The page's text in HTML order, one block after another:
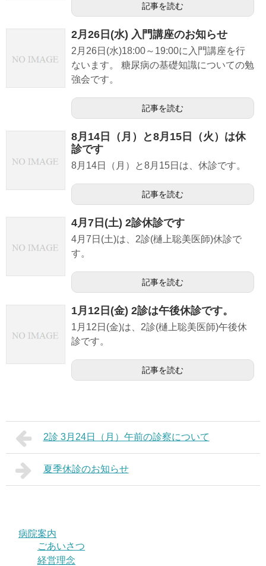
記事を読む
2月26日(水) 入門講座のお知らせ
2月26日(水)18:00～19:00に入門講座を行
ないます。 糖尿病の基礎知識についての勉
強会です。
記事を読む
8月14日（月）と8月15日（火）は休
診です
8月14日（月）と8月15日は、休診です。
記事を読む
4月7日(土) 2診休診です
4月7日(土)は、2診(樋上聡美医師)休診で
す。
記事を読む
1月12日(金) 2診は午後休診です。
1月12日(金)は、2診(樋上聡美医師)午後休
診です。
記事を読む
2診 3月24日（月）午前の診察について
夏季休診のお知らせ
病院案内
ごあいさつ
経営理念